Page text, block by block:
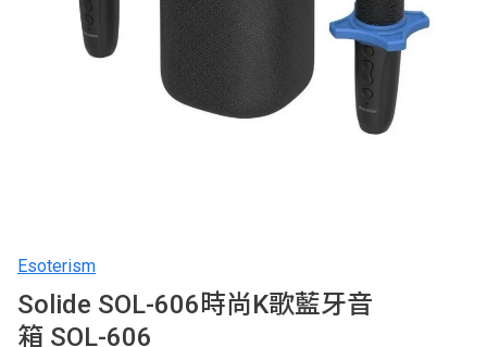
Esoterism
Solide SOL-606時尚K歌藍牙音
箱 SOL-606